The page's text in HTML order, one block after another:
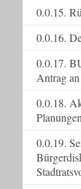
0.0.15.
0.0.16.
0.0.17.
Antrag
0.0.18.
0.0.19.